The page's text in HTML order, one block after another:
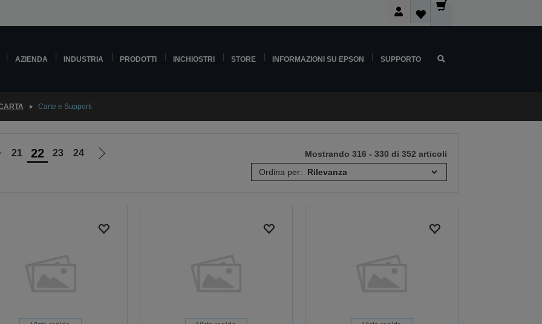
AZIENDA INDUSTRIA PRODOTTI INCHIOSTRI STORE INFORMAZIONI SU EPSON SUPPORTO
Carte e Supporti
21 22 23 24
Vai
Mostrando 316 - 330 di 352 articoli
Ordina per: